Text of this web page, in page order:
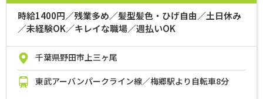
時給1400円／残業多め／髪型髪色・ひげ自由／土日休み
／未経験OK／キレイな職場／週払いOK
千葉県野田市上三ヶ尾
東武アーバンパークライン線／梅郷駅より自転車8分